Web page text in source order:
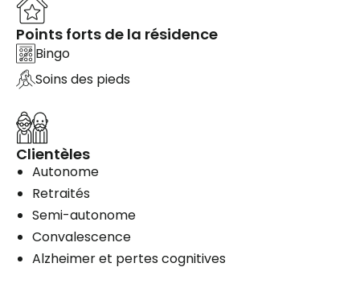
Points forts de la résidence
Bingo
Soins des pieds
Clientèles
Autonome
Retraités
Semi-autonome
Convalescence
Alzheimer et pertes cognitives